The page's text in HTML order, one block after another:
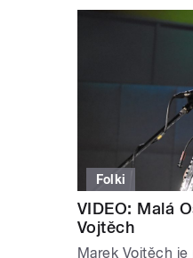
Folki
VIDEO: Malá
Vojtěch
Marek Vojtěch